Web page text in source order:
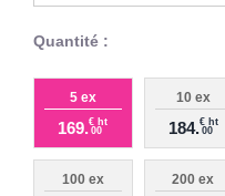
Quantité :
5 ex
169.€ ht
00
10 ex
184.€ ht
00
100 ex 200 ex